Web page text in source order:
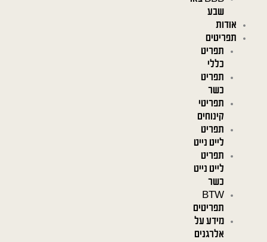
שבע
אודות
תפריטים
תפריט
כללי
תפריט
כשר
תפריטי
קינוחים
תפריט
לייט נייט
תפריט
לייט נייט
כשר
BTW
תפריטים
מידע על
אלרגנים